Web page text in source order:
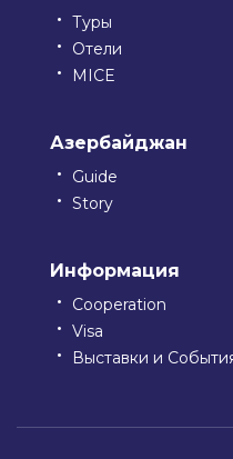
Туры
Отели
MICE
Азербайджан
Guide
Story
Информация
Cooperation
Visa
Выставки и